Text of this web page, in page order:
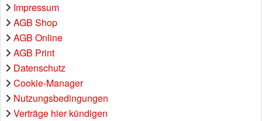
Impressum
AGB Shop
AGB Online
AGB Print
Datenschutz
Cookie-Manager
Nutzungsbedingungen
Verträge hier kündigen